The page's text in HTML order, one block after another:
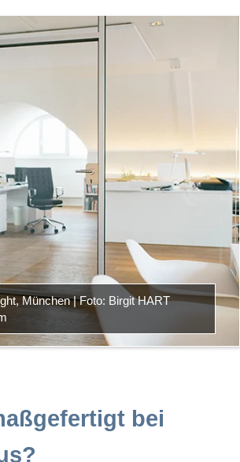
München | Foto: Birgit HART
bei